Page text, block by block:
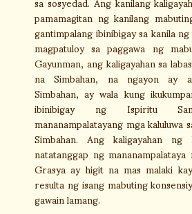
pamamagitan ng kanilang
gantimpalang ibinibigay sa kanila
magpatuloy sa paggawa ng
Gayunman, ang kaligayahan sa
na Simbahan, na ngayon ay
Simbahan, ay wala kung
ibinibigay ng Ispiritu
mananampalatayang mga
Simbahan. Ang kaligayahan
natatanggap ng
Grasya ay higit na mas malaki
resulta ng isang mabuting
gawain lamang.